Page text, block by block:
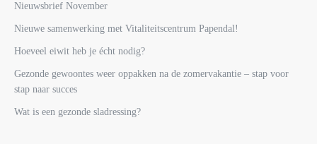
Nieuwsbrief November
Nieuwe samenwerking met Vitaliteitscentrum Papendal!
Hoeveel eiwit heb je écht nodig?
Gezonde gewoontes weer oppakken na de zomervakantie – stap voor
stap naar succes
Wat is een gezonde sladressing?